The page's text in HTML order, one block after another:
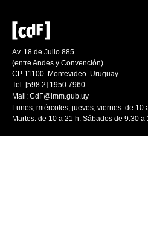
Av. 18 de Julio 885
(entre Andes y Convención)
CP 11100. Montevideo. Uruguay
Tel: [598 2] 1950 7960
Mail: CdF@imm.gub.uy
Lunes, miércoles, jueves, viernes: de 10
Martes: de 10 a 21 h. Sábados de 9.30 a